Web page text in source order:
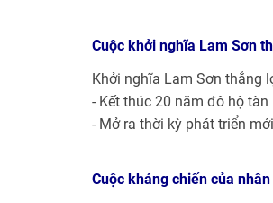
Cuộc khởi nghĩa Lam Sơn
Khởi nghĩa Lam Sơn thắng
- Kết thúc 20 năm đô hộ
- Mở ra thời kỳ phát triển
Cuộc kháng chiến của